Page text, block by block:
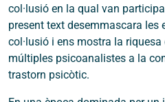
col·lusió en la qual van
present text desemmascara les
col·lusió i ens mostra la
múltiples psicoanalistes a la
trastorn psicòtic.